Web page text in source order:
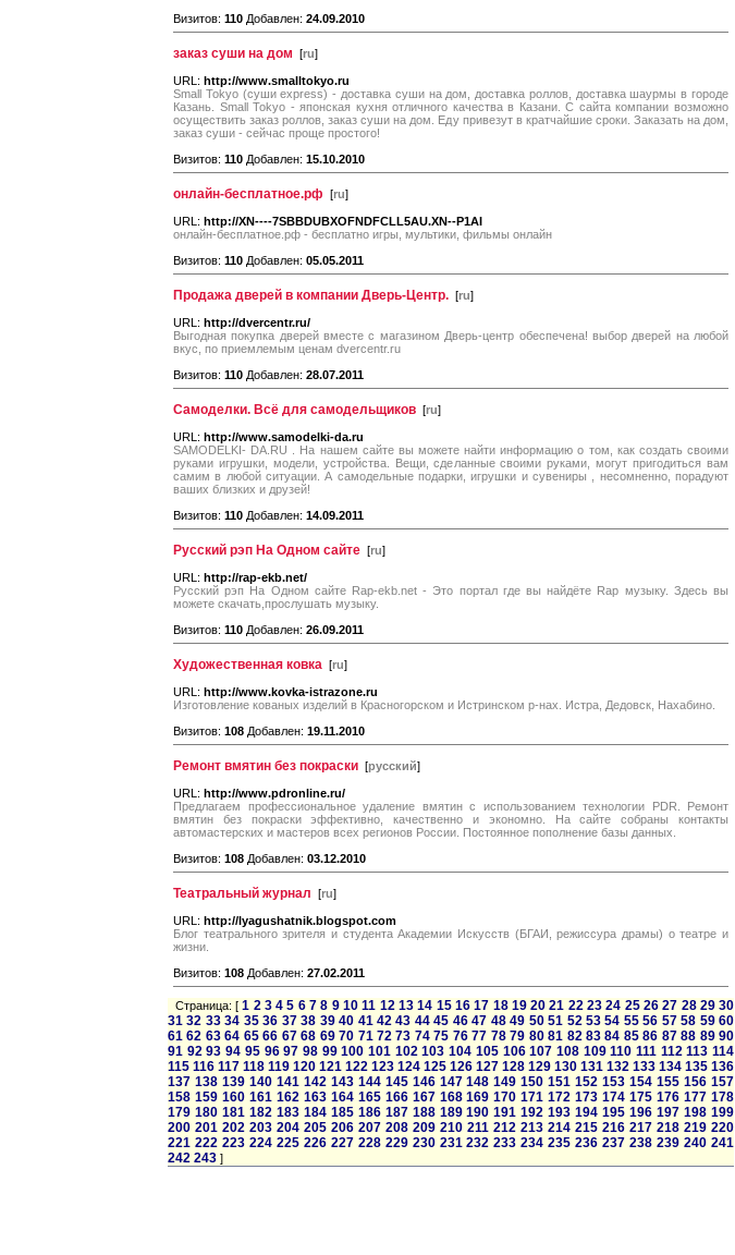
Визитов: 110 Добавлен: 24.09.2010
заказ суши на дом [ru]
URL: http://www.smalltokyo.ru
Small Tokyo (суши express) - доставка суши на дом, доставка роллов, доставка шаурмы в городе
Казань. Small Tokyo - японская кухня отличного качества в Казани. С сайта компании возможно
осуществить заказ роллов, заказ суши на дом. Еду привезут в кратчайшие сроки. Заказать на дом,
заказ суши - сейчас проще простого!
Визитов: 110 Добавлен: 15.10.2010
онлайн-бесплатное.рф [ru]
URL: http://XN----7SBBDUBXOFNDFCLL5AU.XN--P1AI
онлайн-бесплатное.рф - бесплатно игры, мультики, фильмы онлайн
Визитов: 110 Добавлен: 05.05.2011
Продажа дверей в компании Дверь-Центр. [ru]
URL: http://dvercentr.ru/
Выгодная покупка дверей вместе с магазином Дверь-центр обеспечена! выбор дверей на любой
вкус, по приемлемым ценам dvercentr.ru
Визитов: 110 Добавлен: 28.07.2011
Самоделки. Всё для самодельщиков [ru]
URL: http://www.samodelki-da.ru
SAMODELKI- DA.RU . На нашем сайте вы можете найти информацию о том, как создать своими
руками игрушки, модели, устройства. Вещи, сделанные своими руками, могут пригодиться вам
самим в любой ситуации. А самодельные подарки, игрушки и сувениры , несомненно, порадуют
ваших близких и друзей!
Визитов: 110 Добавлен: 14.09.2011
Русский рэп На Одном сайте [ru]
URL: http://rap-ekb.net/
Русский рэп На Одном сайте Rap-ekb.net - Это портал где вы найдёте Rap музыку. Здесь вы
можете скачать,прослушать музыку.
Визитов: 110 Добавлен: 26.09.2011
Художественная ковка [ru]
URL: http://www.kovka-istrazone.ru
Изготовление кованых изделий в Красногорском и Истринском р-нах. Истра, Дедовск, Нахабино.
Визитов: 108 Добавлен: 19.11.2010
Ремонт вмятин без покраски [русский]
URL: http://www.pdronline.ru/
Предлагаем профессиональное удаление вмятин с использованием технологии PDR. Ремонт
вмятин без покраски эффективно, качественно и экономно. На сайте собраны контакты
автомастерских и мастеров всех регионов России. Постоянное пополнение базы данных.
Визитов: 108 Добавлен: 03.12.2010
Театральный журнал [ru]
URL: http://lyagushatnik.blogspot.com
Блог театрального зрителя и студента Академии Искусств (БГАИ, режиссура драмы) о театре и
жизни.
Визитов: 108 Добавлен: 27.02.2011
Страница: [1 2 3 4 5 6 7 8 9 10 11 12 13 14 15 16 17 18 19 20 21 22 23 24 25 26 27 28 29 30
31 32 33 34 35 36 37 38 39 40 41 42 43 44 45 46 47 48 49 50 51 52 53 54 55 56 57 58 59 60
61 62 63 64 65 66 67 68 69 70 71 72 73 74 75 76 77 78 79 80 81 82 83 84 85 86 87 88 89 90
91 92 93 94 95 96 97 98 99 100 101 102 103 104 105 106 107 108 109 110 111 112 113 114
115 116 117 118 119 120 121 122 123 124 125 126 127 128 129 130 131 132 133 134 135 136
137 138 139 140 141 142 143 144 145 146 147 148 149 150 151 152 153 154 155 156 157
158 159 160 161 162 163 164 165 166 167 168 169 170 171 172 173 174 175 176 177 178
179 180 181 182 183 184 185 186 187 188 189 190 191 192 193 194 195 196 197 198 199
200 201 202 203 204 205 206 207 208 209 210 211 212 213 214 215 216 217 218 219 220
221 222 223 224 225 226 227 228 229 230 231 232 233 234 235 236 237 238 239 240 241
242 243 ]